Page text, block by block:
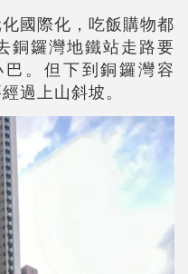
國際化，吃飯購物都
銅鑼灣地鐵站走路要
。但下到銅鑼灣容
過上山斜坡。